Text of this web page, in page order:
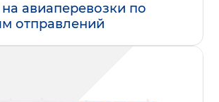
авиаперевозки по
отправлений